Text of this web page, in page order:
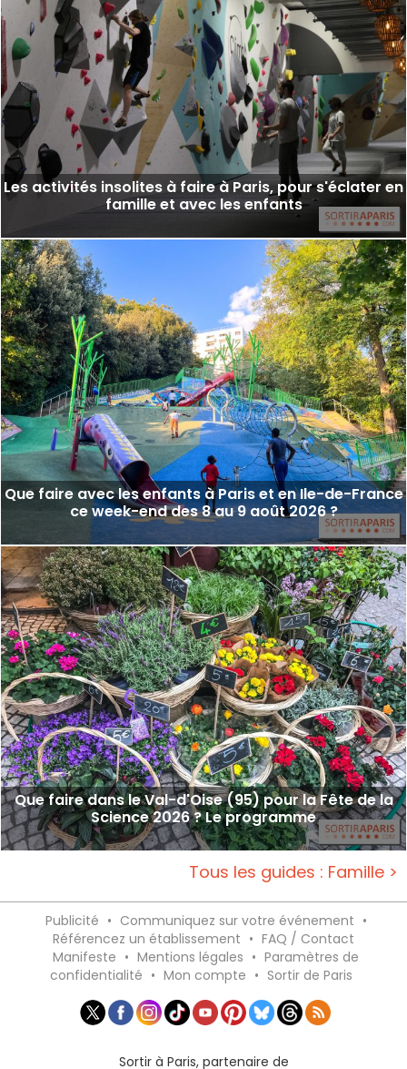
Les activités insolites à faire à Paris, pour s'éclater en
famille et avec les enfants
Que faire avec les enfants à Paris et en Ile-de-France
ce week-end des 8 au 9 août 2026 ?
Que faire dans le Val-d'Oise (95) pour la Fête de la
Science 2026 ? Le programme
Tous les guides : Famille >
Publicité • Communiquez sur votre événement •
Référencez un établissement • FAQ / Contact
Manifeste • Mentions légales • Paramètres de
confidentialité • Mon compte • Sortir de Paris
Sortir à Paris, partenaire de